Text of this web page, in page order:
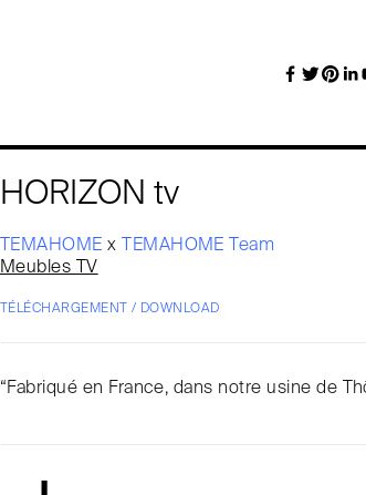
HORIZON tv
TEMAHOMEx
TEMAHOME Team
Meubles TV
TÉLÉCHARGEMENT / DOWNLOAD
“Fabriqué en France, dans notre usine de